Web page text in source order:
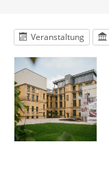
Veranstaltung